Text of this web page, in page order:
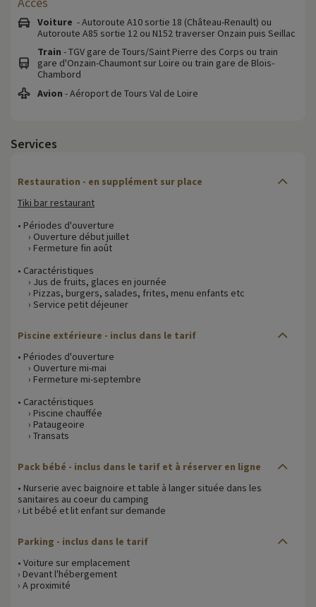
Voiture - Autoroute A10 sortie 18 (Château-Renault) ou
Autoroute A85 sortie 12 ou N152 traverser Onzain puis Seillac
Train - TGV gare de Tours/Saint Pierre des Corps ou train
gare d'Onzain-Chaumont sur Loire ou train gare de Blois-
Chambord
Avion - Aéroport de Tours Val de Loire
Services
Restauration - en supplément sur place
Tiki bar restaurant
• Périodes d'ouverture
› Ouverture début juillet
› Fermeture fin août
• Caractéristiques
› Jus de fruits, glaces en journée
› Pizzas, burgers, salades, frites, menu enfants etc
› Service petit déjeuner
Piscine extérieure - inclus dans le tarif
• Périodes d'ouverture
› Ouverture mi-mai
› Fermeture mi-septembre
• Caractéristiques
› Piscine chauffée
› Pataugeoire
› Transats
Pack bébé - inclus dans le tarif et à réserver en ligne
• Nurserie avec baignoire et table à langer située dans les
sanitaires au coeur du camping
› Lit bébé et lit enfant sur demande
Parking - inclus dans le tarif
• Voiture sur emplacement
› Devant l'hébergement
› A proximité